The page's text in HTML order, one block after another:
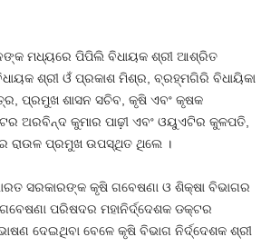
ମଧ୍ୟରେ ପିପିଲି ବିଧାୟକ ଶ୍ରୀ ଆଶ୍ରିତ
ଶ୍ରୀ ଓଁ ପ୍ରକାଶ ମିଶ୍ର, ବ୍ରହ୍ମଗିରି ବିଧାୟିକା
ପ୍ରମୁଖ ଶାସନ ସଚିବ, କୃଷି ଏବଂ କୃଷକ
ଅରବିନ୍ଦ କୁମାର ପାଢ଼ୀ ଏବଂ ଓୟୁଏଟିର କୁଳପତି,
ରାଉଳ ପ୍ରମୁଖ ଉପସ୍ଥିତ ଥିଲେ ।
ସରକାରଙ୍କ କୃଷି ଗବେଷଣା ଓ ଶିକ୍ଷା ବିଭାଗର
ପରିଷଦର ମହାନିର୍ଦ୍ଦେଶକ ଡକ୍ଟର
ଦେଇଥିବା ବେଳେ କୃଷି ବିଭାଗ ନିର୍ଦ୍ଦେଶକ ଶ୍ରୀ